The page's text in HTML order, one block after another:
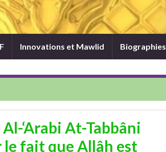
Innovations et Mawlid Biographies
‘Arabi At-Tabbâni
fait que Allâh est